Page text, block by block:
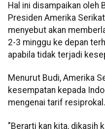
Hal ini disampaikan oleh
Presiden Amerika
menyebut akan
2-3 minggu ke depan
apabila tidak terjadi
Menurut Budi, Amerika
kesempatan kepada
mengenai tarif resiprokal.
"Berarti kan kita, dikasih